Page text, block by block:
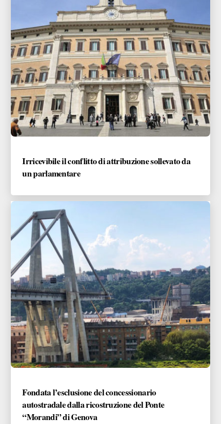
Irricevibile il conflitto di attribuzione sollevato da
un parlamentare
Fondata l’esclusione del concessionario
autostradale dalla ricostruzione del Ponte
“Morandi” di Genova